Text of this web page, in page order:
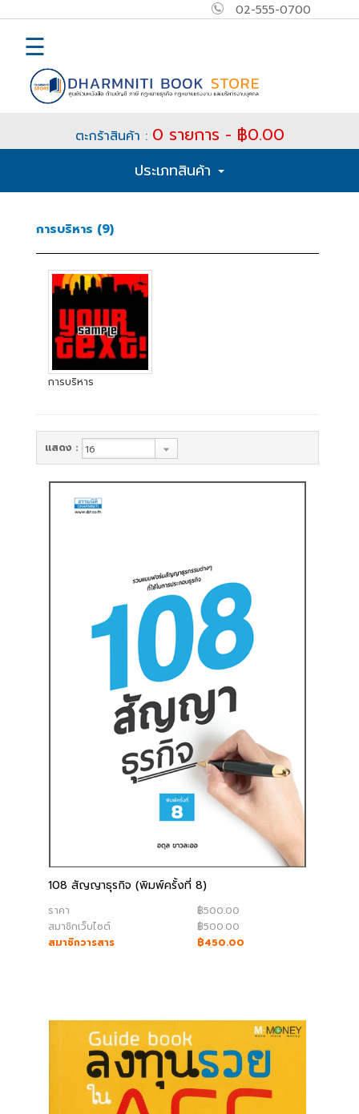
02-555-0700
MAIN
MENU
E-
to
ติดต่อ
ระบบ
บริษัท ธรรมนิติเพรส
book@dharmniti.co.th
☰
ตะกร้าสินค้า : 0 รายการ - ฿0.00
ประเภทสินค้า
การบริหาร (9)
การบริหาร
แสดง :
108 สัญญาธุรกิจ (พิมพ์ครั้งที่ 8)
ราคา
฿500.00
สมาชิกเว็บไซต์
฿500.00
สมาชิกวารสาร
฿450.00
×